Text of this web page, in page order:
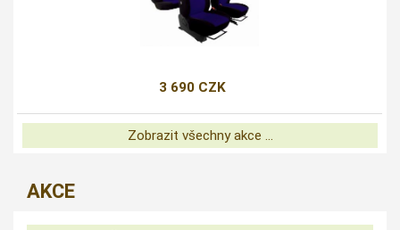
3 690 CZK
Zobrazit všechny akce ...
AKCE